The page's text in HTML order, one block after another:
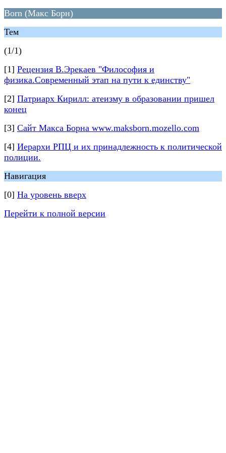
Born (Макс Борн)
Тем
(1/1)
[1] Рецензия В.Эрекаев "Философия и
физика.Современный этап на пути к единству"
[2] Патриарх Кирилл: атеизму в образовании пришел
конец
[3] Сайт Макса Борна www.maksborn.mozello.com
[4] Иерархи РПЦ и их принадлежность к политической
полиции.
Навигация
[0] На уровень вверх
Перейти к полной версии